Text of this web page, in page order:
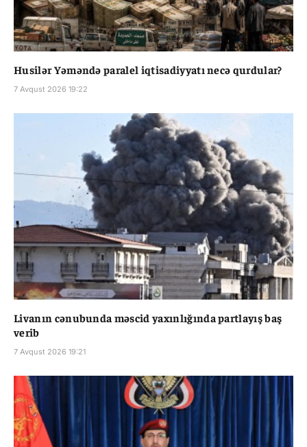
Husilər Yəməndə paralel iqtisadiyyatı necə qurdular?
7 Avqust 2026 19:22
Livanın cənubunda məscid yaxınlığında partlayış baş
verib
7 Avqust 2026 19:21